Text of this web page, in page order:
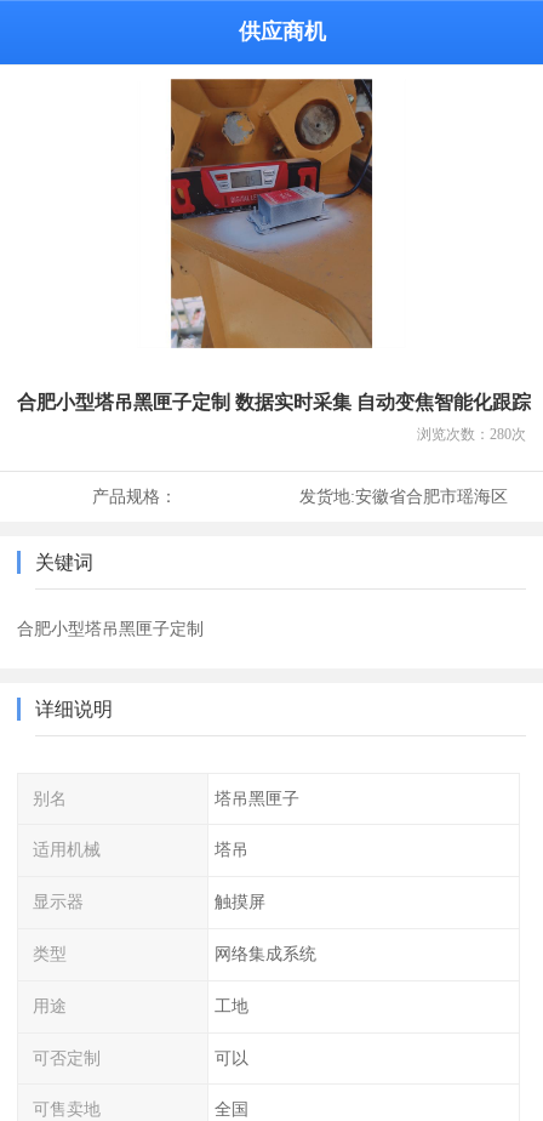
供应商机
合肥小型塔吊黑匣子定制 数据实时采集 自动变焦智能化跟踪
浏览次数： 280次
产品规格： 发货地:安徽省合肥市瑶海区
关键词
合肥小型塔吊黑匣子定制
详细说明
别名 塔吊黑匣子
适用机械 塔吊
显示器 触摸屏
类型 网络集成系统
用途 工地
可否定制 可以
可售卖地 全国